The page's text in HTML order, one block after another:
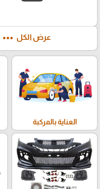
عرض الكل more_horiz
العناية بالمركبة